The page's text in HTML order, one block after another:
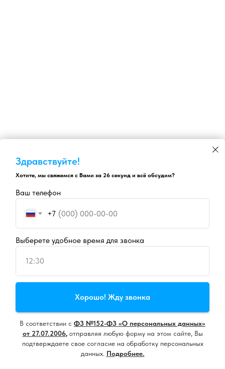
Здравствуйте!
Хотите, мы свяжемся с Вами за 26 секунд и всё обсудим?
Ваш телефон
+7
Выберете удобное время для звонка
12:30
Хорошо! Жду звонка
В соответствии с ФЗ №152-ФЗ «О персональных данных»
от 27.07.2006,отправляя любую форму на этом сайте, Вы
подтверждаете свое согласие на обработку персональных
данных. Подробнее.
Продолжая пользоваться сайтом, вы даете
Принять все
Настроить
Напишите нам, мы онлайн!